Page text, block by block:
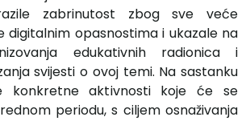
zabrinutost zbog sve veće
digitalnim opasnostima i ukazale na
edukativnih radionica i
svijesti o ovoj temi. Na sastanku
konkretne aktivnosti koje će se
periodu, s ciljem osnaživanja